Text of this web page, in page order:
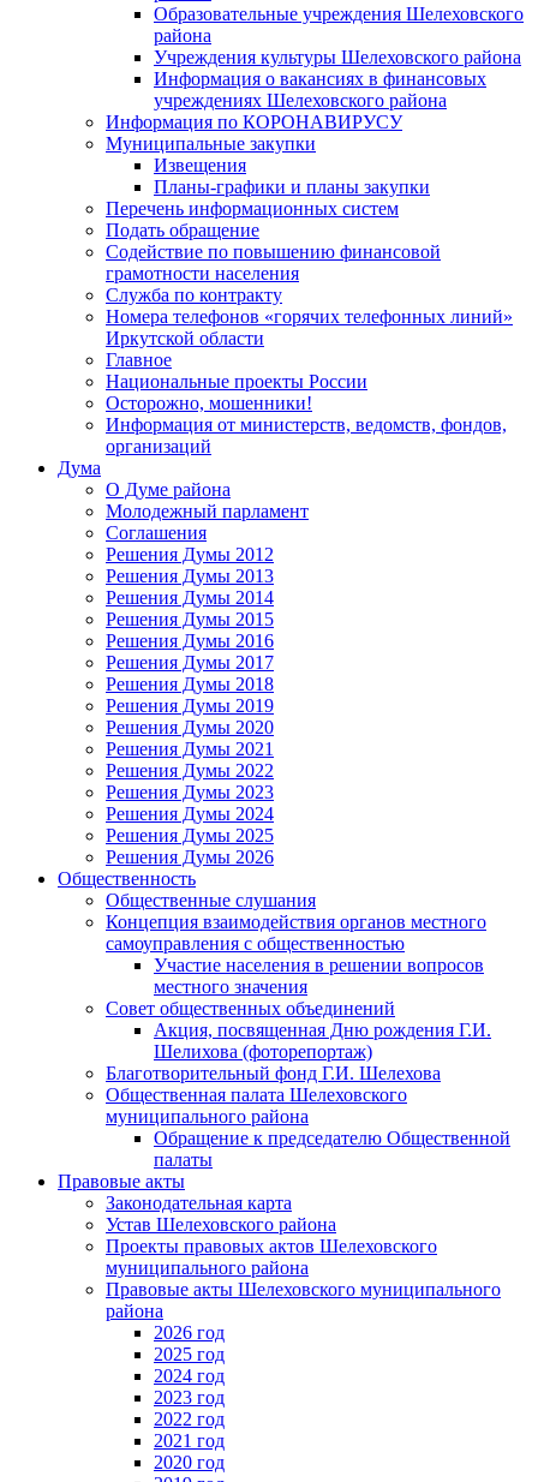
Образовательные учреждения Шелеховского
района
Учреждения культуры Шелеховского района
Информация о вакансиях в финансовых
учреждениях Шелеховского района
Информация по КОРОНАВИРУСУ
Муниципальные закупки
Извещения
Планы-графики и планы закупки
Перечень информационных систем
Подать обращение
Содействие по повышению финансовой
грамотности населения
Служба по контракту
Номера телефонов «горячих телефонных линий»
Иркутской области
Главное
Национальные проекты России
Осторожно, мошенники!
Информация от министерств, ведомств, фондов,
организаций
Дума
О Думе района
Молодежный парламент
Соглашения
Решения Думы 2012
Решения Думы 2013
Решения Думы 2014
Решения Думы 2015
Решения Думы 2016
Решения Думы 2017
Решения Думы 2018
Решения Думы 2019
Решения Думы 2020
Решения Думы 2021
Решения Думы 2022
Решения Думы 2023
Решения Думы 2024
Решения Думы 2025
Решения Думы 2026
Общественность
Общественные слушания
Концепция взаимодействия органов местного
самоуправления с общественностью
Участие населения в решении вопросов
местного значения
Совет общественных объединений
Акция, посвященная Дню рождения Г.И.
Шелихова (фоторепортаж)
Благотворительный фонд Г.И. Шелехова
Общественная палата Шелеховского
муниципального района
Обращение к председателю Общественной
палаты
Правовые акты
Законодательная карта
Устав Шелеховского района
Проекты правовых актов Шелеховского
муниципального района
Правовые акты Шелеховского муниципального
района
2026 год
2025 год
2024 год
2023 год
2022 год
2021 год
2020 год